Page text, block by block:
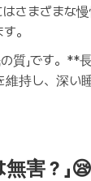
さまざまな
。
質」です。**
持し、深い
害？」😪